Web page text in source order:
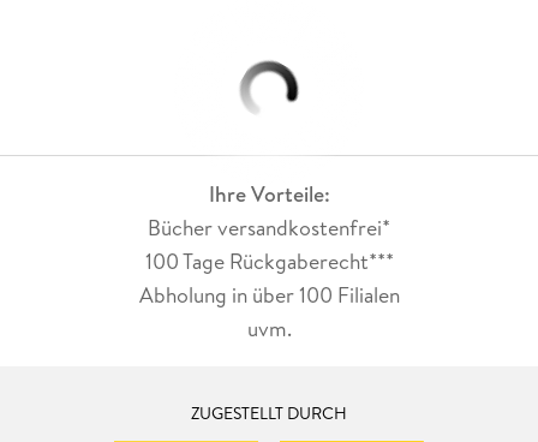
Ihre Vorteile:
Bücher versandkostenfrei*
100 Tage Rückgaberecht***
Abholung in über 100 Filialen
uvm.
ZUGESTELLT DURCH